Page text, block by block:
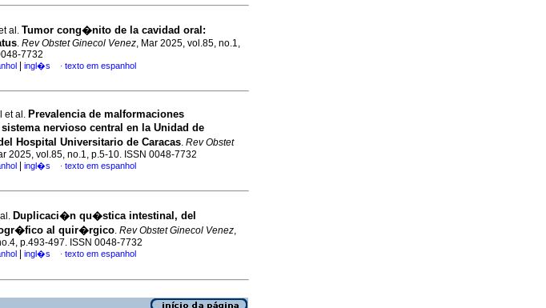
al. Tumor cong�nito de la cavidad oral:
. Rev Obstet Ginecol Venez, Mar 2025, vol.85, no.1,
7732
ingl�s · texto em espanhol
et al. Prevalencia de malformaciones
nervioso central en la Unidad de
Hospital Universitario de Caracas. Rev Obstet
2025, vol.85, no.1, p.5-10. ISSN 0048-7732
ingl�s · texto em espanhol
Duplicaci�n qu�stica intestinal, del
al quir�rgico. Rev Obstet Ginecol Venez,
p.493-497. ISSN 0048-7732
ingl�s · texto em espanhol